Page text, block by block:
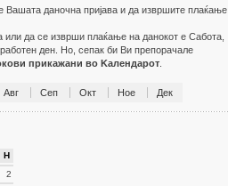
Вашата даночна пријава и да извршите плаќање
или да се изврши плаќање на данокот е Сабота,
ден. Но, сепак би Ви препорачале
прикажани во Kалендарот
Авг Сеп Окт Ное Дек
Н
2